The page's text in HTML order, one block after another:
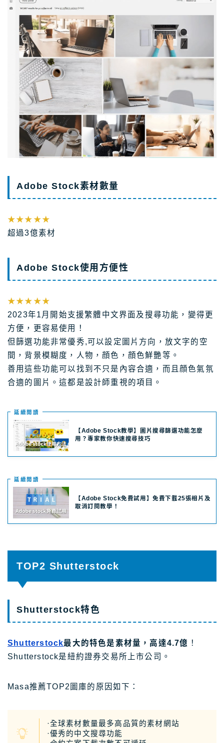
Adobe Stock素材數量
★★★★★
超過3億素材
Adobe Stock使用方便性
★★★★★
2023年1月開始支援繁體中文界面及搜尋功能，變得更
方便，更容易使用！
但篩選功能非常優秀,可以設定圖片方向，放文字的空
間，背景模糊度，人物，顔色，顔色鮮艷等。
善用這些功能可以找到不只是內容合適，而且顔色氣氛
合適的圖片。這都是設計師重視的項目。
延續閲讀
【Adobe Stock教學】圖片搜尋篩選功能怎麼
用？專家教你快速搜尋技巧
延續閲讀
【Adobe Stock免費試用】免費下載25張相片及
取消訂閱教學！
TOP2 Shutterstock
Shutterstock特色
Shutterstock最大的特色是素材量，高達4.7億 ！
Shutterstock是紐約證券交易所上市公司。
Masa推薦TOP2圖庫的原因如下：
·全球素材數量最多高品質的素材網站
·優秀的中文搜尋功能